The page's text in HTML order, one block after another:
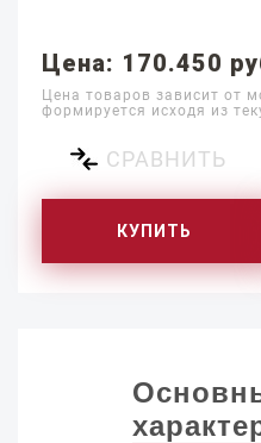
Цена: 170.450
Цена товаров зависит от
формируется исходя из
СРАВНИТЬ
КУПИТЬ